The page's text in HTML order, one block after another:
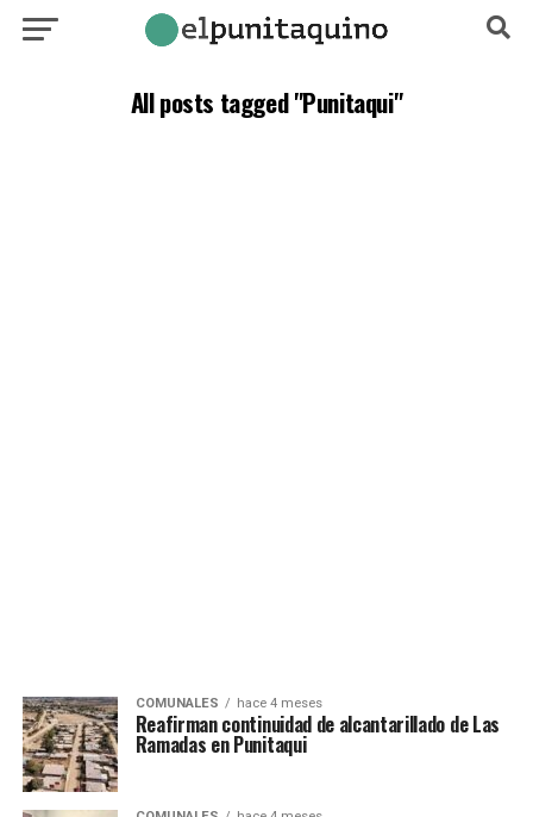
All posts tagged "Punitaqui"
COMUNALES hace 4 meses
Reafirman continuidad de alcantarillado de Las
Ramadas en Punitaqui